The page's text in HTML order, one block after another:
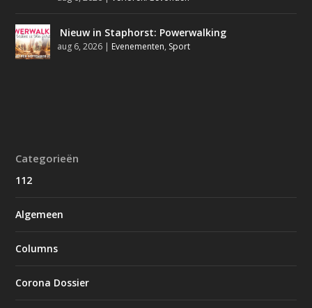
Nieuw in Staphorst: Powerwalking
aug 6, 2026 | Evenementen, Sport
Categorieën
112
Algemeen
Columns
Corona Dossier